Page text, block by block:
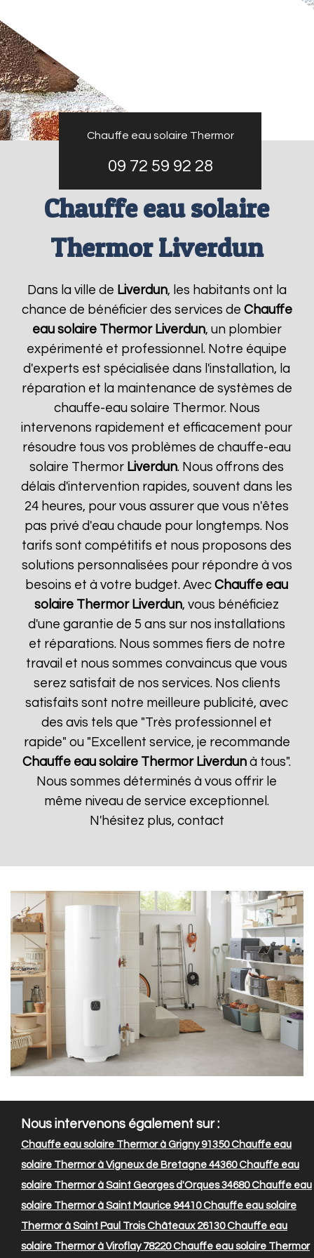
Chauffe eau solaire Thermor
09 72 59 92 28
Chauffe eau solaire
Thermor Liverdun
Dans la ville de Liverdun, les habitants ont la
chance de bénéficier des services de Chauffe
eau solaire Thermor Liverdun, un plombier
expérimenté et professionnel. Notre équipe
d'experts est spécialisée dans l'installation, la
réparation et la maintenance de systèmes de
chauffe-eau solaire Thermor. Nous
intervenons rapidement et efficacement pour
résoudre tous vos problèmes de chauffe-eau
solaire Thermor Liverdun. Nous offrons des
délais d'intervention rapides, souvent dans les
24 heures, pour vous assurer que vous n'êtes
pas privé d'eau chaude pour longtemps. Nos
tarifs sont compétitifs et nous proposons des
solutions personnalisées pour répondre à vos
besoins et à votre budget. AvecChauffe eau
solaire Thermor Liverdun, vous bénéficiez
d'une garantie de 5 ans sur nos installations
et réparations. Nous sommes fiers de notre
travail et nous sommes convaincus que vous
serez satisfait de nos services. Nos clients
satisfaits sont notre meilleure publicité, avec
des avis tels que "Très professionnel et
rapide" ou "Excellent service, je recommande
Chauffe eau solaire Thermor Liverdun à tous".
Nous sommes déterminés à vous offrir le
même niveau de service exceptionnel.
N'hésitez plus, contact
Nous intervenons également sur :
Chauffe eau solaire Thermor à Grigny 91350Chauffe eau
solaire Thermor à Vigneux de Bretagne 44360Chauffe eau
solaire Thermor à Saint Georges d'Orques 34680Chauffe eau
solaire Thermor à Saint Maurice 94410Chauffe eau solaire
Thermor à Saint Paul Trois Châteaux 26130Chauffe eau
solaire Thermor à Viroflay 78220Chauffe eau solaire Thermor